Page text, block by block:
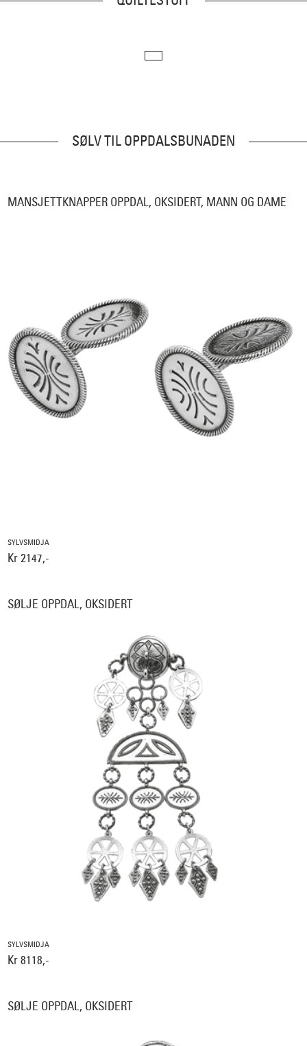
SØLV TIL OPPDALSBUNADEN
MANSJETTKNAPPER OPPDAL, OKSIDERT, MANN OG DAME
SYLVSMIDJA
Kr 2147,-
SØLJE OPPDAL, OKSIDERT
SYLVSMIDJA
Kr 8118,-
SØLJE OPPDAL, OKSIDERT